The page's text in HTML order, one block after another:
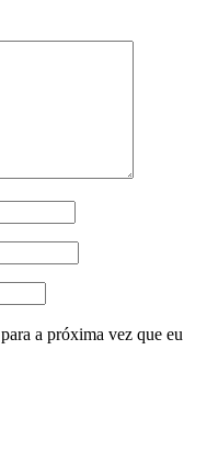
a próxima vez que eu